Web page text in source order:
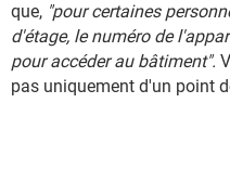
que, "pour certaines
d'étage, le numéro de
pour accéder au bâtiment".
pas uniquement d'un point